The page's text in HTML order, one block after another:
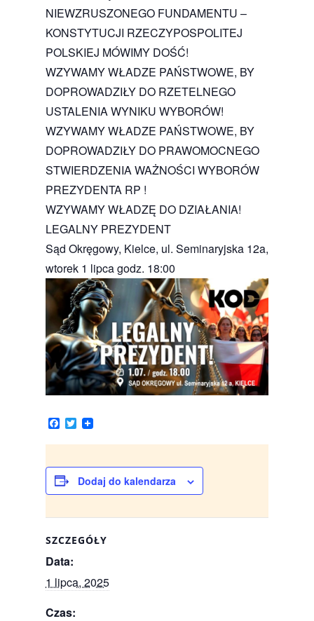
NIEWZRUSZONEGO FUNDAMENTU –
KONSTYTUCJI RZECZYPOSPOLITEJ
POLSKIEJ MÓWIMY DOŚĆ!
WZYWAMY WŁADZE PAŃSTWOWE, BY
DOPROWADZIŁY DO RZETELNEGO
USTALENIA WYNIKU WYBORÓW!
WZYWAMY WŁADZE PAŃSTWOWE, BY
DOPROWADZIŁY DO PRAWOMOCNEGO
STWIERDZENIA WAŻNOŚCI WYBORÓW
PREZYDENTA RP !
WZYWAMY WŁADZĘ DO DZIAŁANIA!
LEGALNY PREZYDENT
Sąd Okręgowy, Kielce, ul. Seminaryjska 12a,
wtorek 1 lipca godz. 18:00
F
a
c
b
o
o
T
w
i
t
e
r
Dodaj do kalendarza
SZCZEGÓŁY
Data:
1 lipca, 2025
Czas: